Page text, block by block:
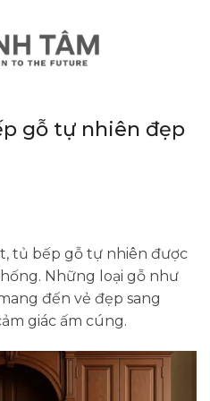
gỗ tự nhiên đẹp
tủ bếp gỗ tự nhiên được
Những loại gỗ như
đến vẻ đẹp sang
giác ấm cúng.